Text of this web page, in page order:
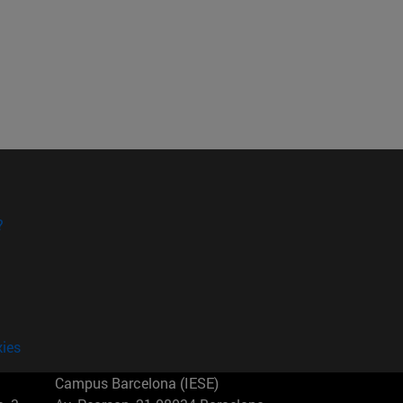
Campus Barcelona (IESE)